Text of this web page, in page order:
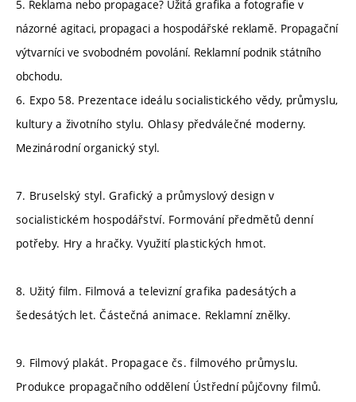
5. Reklama nebo propagace? Užitá grafika a fotografie v
názorné agitaci, propagaci a hospodářské reklamě. Propagační
výtvarníci ve svobodném povolání. Reklamní podnik státního
obchodu.
6. Expo 58. Prezentace ideálu socialistického vědy, průmyslu,
kultury a životního stylu. Ohlasy předválečné moderny.
Mezinárodní organický styl.
7. Bruselský styl. Grafický a průmyslový design v
socialistickém hospodářství. Formování předmětů denní
potřeby. Hry a hračky. Využití plastických hmot.
8. Užitý film. Filmová a televizní grafika padesátých a
šedesátých let. Částečná animace. Reklamní znělky.
9. Filmový plakát. Propagace čs. filmového průmyslu.
Produkce propagačního oddělení Ústřední půjčovny filmů.